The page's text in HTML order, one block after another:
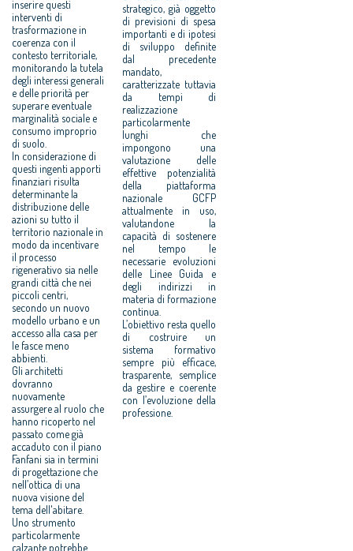
inserire questi
interventi di
trasformazione in
coerenza con il
contesto territoriale,
monitorando la tutela
degli interessi generali
e delle priorità per
superare eventuale
marginalità sociale e
consumo improprio
di suolo.
In considerazione di
questi ingenti apporti
finanziari risulta
determinante la
distribuzione delle
azioni su tutto il
territorio nazionale in
modo da incentivare
il processo
rigenerativo sia nelle
grandi città che nei
piccoli centri,
secondo un nuovo
modello urbano e un
accesso alla casa per
le fasce meno
abbienti.
Gli architetti
dovranno
nuovamente
assurgere al ruolo che
hanno ricoperto nel
passato come già
accaduto con il piano
Fanfani sia in termini
di progettazione che
nell’ottica di una
nuova visione del
tema dell'abitare.
Uno strumento
particolarmente
calzante potrebbe
strategico, già oggetto
di previsioni di spesa
importanti e di ipotesi
di sviluppo definite
dal precedente
mandato,
caratterizzate tuttavia
da tempi di
realizzazione
particolarmente
lunghi che
impongono una
valutazione delle
effettive potenzialità
della piattaforma
nazionale GCFP
attualmente in uso,
valutandone la
capacità di sostenere
nel tempo le
necessarie evoluzioni
delle Linee Guida e
degli indirizzi in
materia di formazione
continua.
L’obiettivo resta quello
di costruire un
sistema formativo
sempre più efficace,
trasparente, semplice
da gestire e coerente
con l’evoluzione della
professione.